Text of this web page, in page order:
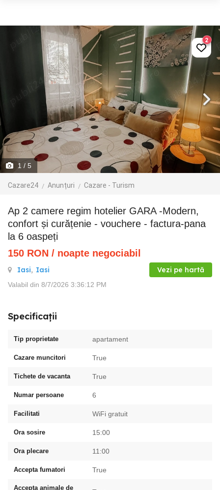
1 / 5
Cazare24 Anunțuri Cazare - Turism
2
Ap 2 camere regim hotelier GARA -Modern,
confort și curățenie - vouchere - factura-pana
la 6 oaspeți
150 RON / noapte negociabil
Iasi, Iasi Vezi pe hartă
Valabil din 8/7/2026 3:36:12 PM
Specificații
Tip proprietate apartament
Cazare muncitori True
Tichete de vacanta True
Numar persoane 6
Facilitati WiFi gratuit
Ora sosire 15:00
Ora plecare 11:00
Accepta fumatori True
Accepta animale de